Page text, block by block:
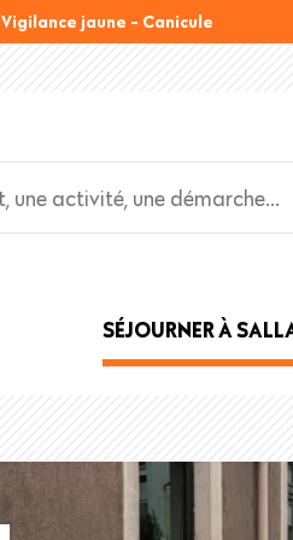
Vigilance jaune - Canicule
SÉJOURNER À